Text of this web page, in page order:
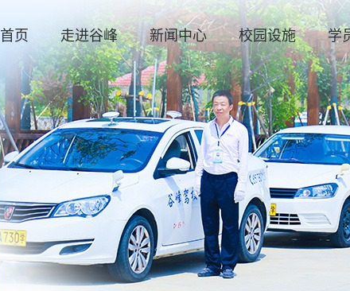
首页 走进谷峰 新闻中心 校园设施 学